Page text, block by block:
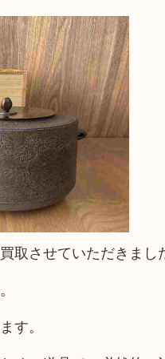
取させていただきまし
す。